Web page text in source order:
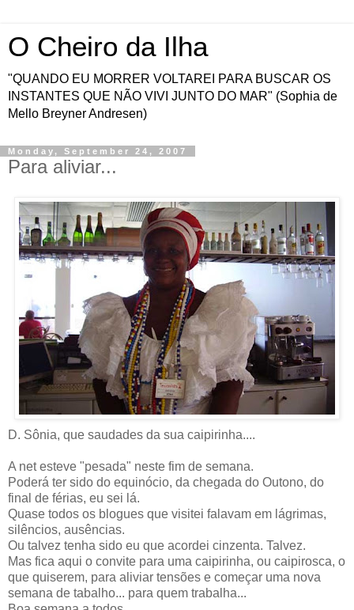
O Cheiro da Ilha
"QUANDO EU MORRER VOLTAREI PARA BUSCAR OS
INSTANTES QUE NÃO VIVI JUNTO DO MAR" (Sophia de
Mello Breyner Andresen)
Monday, September 24, 2007
Para aliviar...
D. Sônia, que saudades da sua caipirinha....
A net esteve "pesada" neste fim de semana.
Poderá ter sido do equinócio, da chegada do Outono, do
final de férias, eu sei lá.
Quase todos os blogues que visitei falavam em lágrimas,
silêncios, ausências.
Ou talvez tenha sido eu que acordei cinzenta. Talvez.
Mas fica aqui o convite para uma caipirinha, ou caipirosca, o
que quiserem, para aliviar tensões e começar uma nova
semana de tabalho... para quem trabalha...